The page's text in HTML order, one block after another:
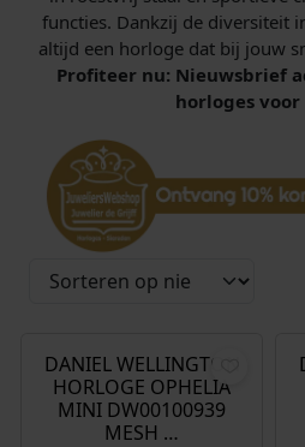
functies. Dankzij de diversiteit
altijd een horloge dat bij jouw
Profiteer nu: Nieuwsbrief
horloges voor
DANIEL WELLINGTON
HORLOGE OPHELIA
MINI DW00100939
MESH …